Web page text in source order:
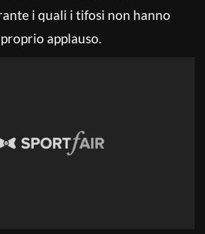
i quali i tifosi non hanno
applauso.